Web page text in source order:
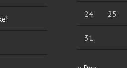
24 25
31